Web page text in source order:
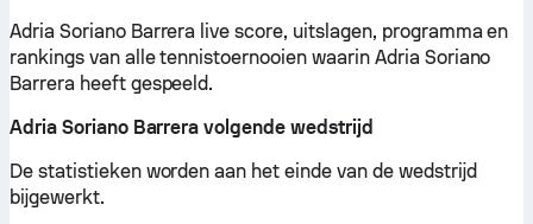
Adria Soriano Barrera live score, uitslagen, programma en
rankings van alle tennistoernooien waarin Adria Soriano
Barrera heeft gespeeld.
Adria Soriano Barrera volgende wedstrijd
De statistieken worden aan het einde van de wedstrijd
bijgewerkt.